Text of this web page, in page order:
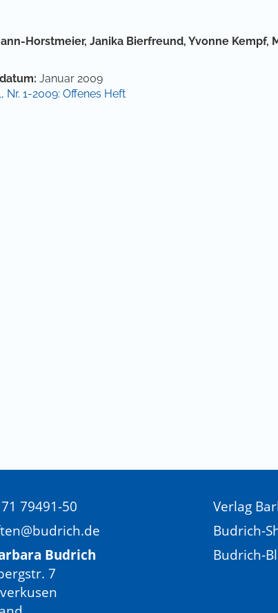
Artikelinhalt
Horstmeier, Janika Bierfreund, Yvonne Kempf,
Januar 2009
Nr. 1-2009: Offenes Heft
79491-50
Budrich
7
Verlag
Budrich-
Budrich-